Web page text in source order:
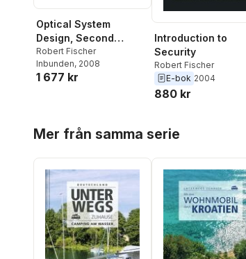
Optical System
Design, Second
Edition
Robert Fischer
Inbunden, 2008
1 677 kr
Introduction to
Security
Robert Fischer
E-bok 2004
880 kr
Mer från samma serie